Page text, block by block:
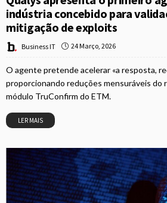
indústria concebido para
mitigação de exploits
Business IT 24 Março, 2026
O agente pretende acelerar «a resposta,
proporcionando reduções mensuráveis do
módulo TruConfirm do ETM.
LER MAIS